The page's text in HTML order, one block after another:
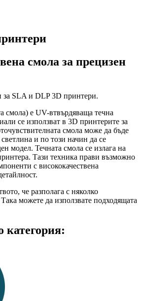
смола за прецизен
за SLA и DLP 3D принтери.
смола) е UV-втвърдяваща течна
се използват в 3D принтерите за
смола може да бъде
и по този начин да се
модел. Течната смола се излага на
Тази техника прави възможно
с висококачествена
че разполага с няколко
можете да използвате подходящата
категория: